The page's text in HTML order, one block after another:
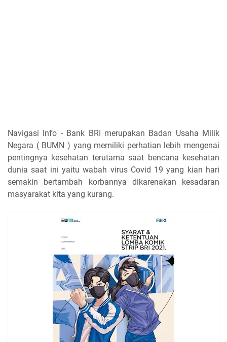
Navigasi Info - Bank BRI merupakan Badan Usaha Milik
Negara ( BUMN ) yang memiliki perhatian lebih mengenai
pentingnya kesehatan terutama saat bencana kesehatan
dunia saat ini yaitu wabah virus Covid 19 yang kian hari
semakin bertambah korbannya dikarenakan kesadaran
masyarakat kita yang kurang.